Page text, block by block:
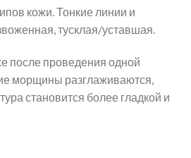
кожи. Тонкие линии и
тусклая/уставшая.
проведения одной
морщины разглаживаются,
становится более гладкой и